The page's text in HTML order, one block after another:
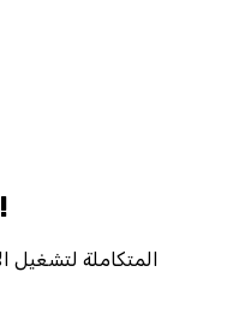
احجز‎ عرض توضيحي الآن!